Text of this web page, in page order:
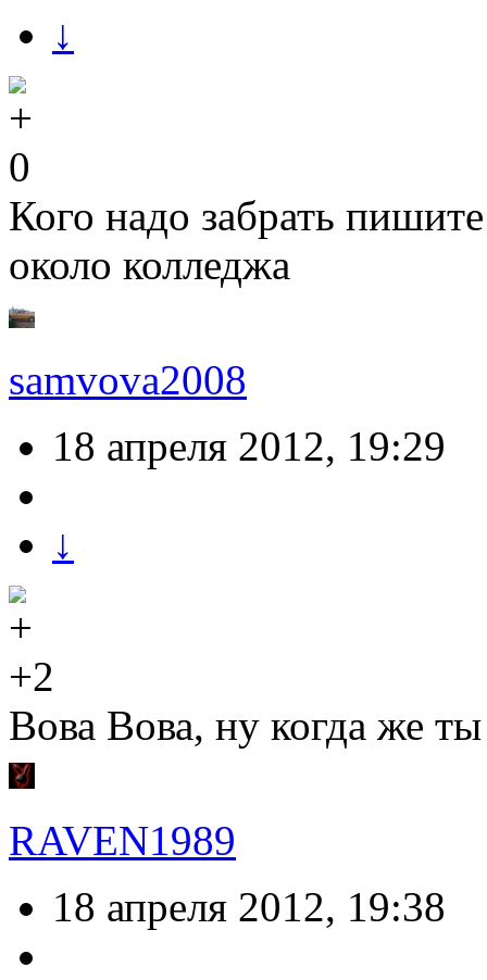
↓
0
Кого надо забрать
около колледжа
samvova2008
18 апреля 2012, 19:29
↓
+2
Вова Вова, ну когда же
RAVEN1989
18 апреля 2012, 19:38